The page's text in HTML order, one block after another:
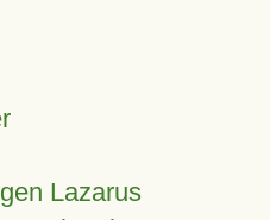
Lazarus